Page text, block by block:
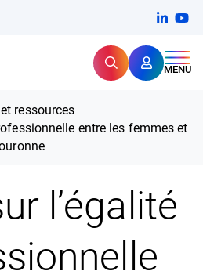
RechercherMENU
et proximité pour
ressources
entre les femmes et
l’égalité